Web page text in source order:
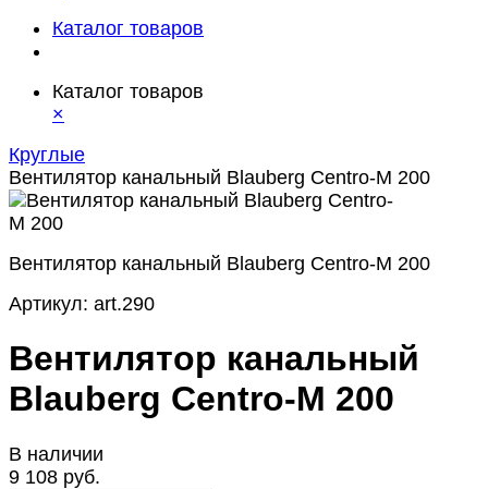
Каталог товаров
Каталог товаров
×
Круглые
Вентилятор канальный Blauberg Centro-M 200
Вентилятор канальный Blauberg Centro-M 200
Артикул: art.290
Вентилятор канальный
Blauberg Centro-M 200
В наличии
9 108 руб.